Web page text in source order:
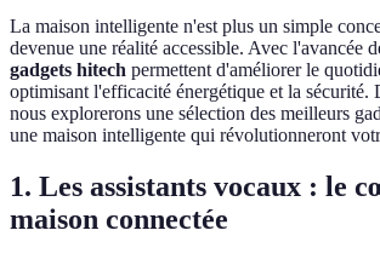
La maison intelligente n'est plus un simple
devenue une réalité accessible. Avec l'avancée
gadgets hitech permettent d'améliorer le
optimisant l'efficacité énergétique et la sécurité.
nous explorerons une sélection des meilleurs
une maison intelligente qui révolutionneront
1. Les assistants vocaux : le
maison connectée